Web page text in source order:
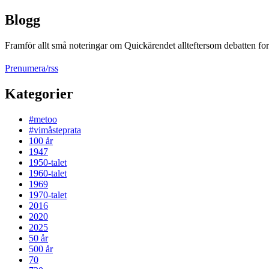
Blogg
Framför allt små noteringar om Quickärendet allteftersom debatten
Prenumera/rss
Kategorier
#metoo
#vimåsteprata
100 år
1947
1950-talet
1960-talet
1969
1970-talet
2016
2020
2025
50 år
500 år
70